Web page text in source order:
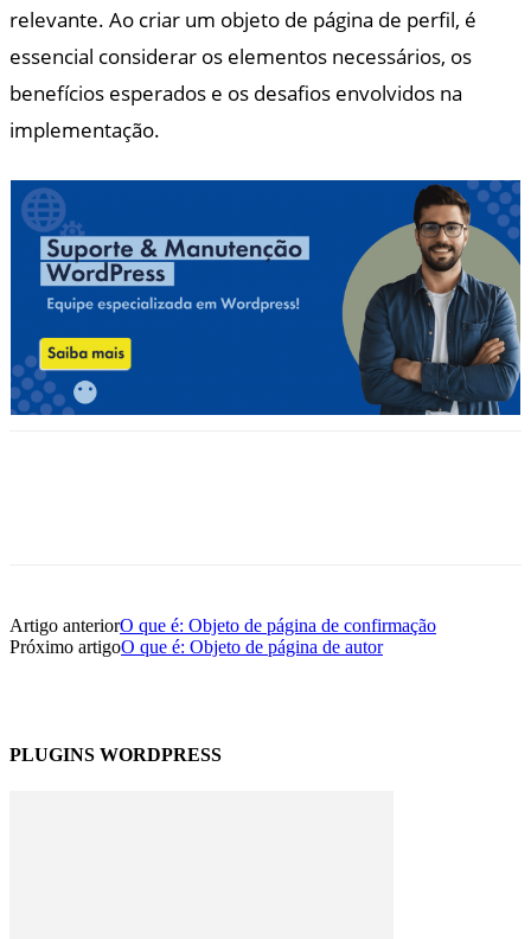
relevante. Ao criar um objeto de página de perfil, é
essencial considerar os elementos necessários, os
benefícios esperados e os desafios envolvidos na
implementação.
Artigo anteriorO que é: Objeto de página de confirmação
Próximo artigoO que é: Objeto de página de autor
PLUGINS WORDPRESS